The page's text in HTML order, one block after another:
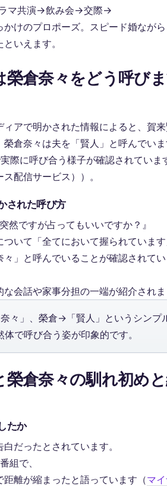
マ共演→飲み会→交際→
かけのプロポーズ。スピード婚なが
いえます。
榮倉奈々をどう呼び
ィアで明かされた情報によると、賀
榮倉奈々は夫を「賢人」と呼んでい
際に呼び合う様子が確認されていま
配信サービス））。
された呼び方
然ですが占ってもいいですか？』
ついて「全てにおいて握られていま
々」と呼んでいることが確認されて
な会話や家事分担の一端が紹介され
々」、榮倉→「賢人」というシンプ
で呼び合う姿が印象的です。
榮倉奈々の馴れ初め
たか
だったとされています。
組で、
距離が縮まったと語っています（マ